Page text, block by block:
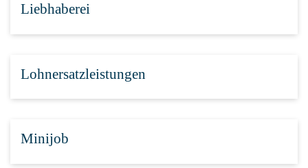
Liebhaberei
Lohnersatzleistungen
Minijob